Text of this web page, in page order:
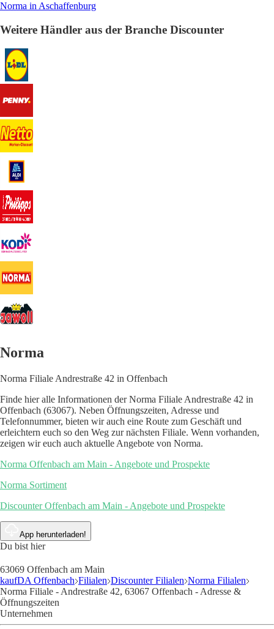
Norma in Aschaffenburg
Weitere Händler aus der Branche Discounter
Norma
Norma Filiale Andrestraße 42 in Offenbach
Finde hier alle Informationen der Norma Filiale Andrestraße 42 in
Offenbach (63067). Neben Öffnungszeiten, Adresse und
Telefonnummer, bieten wir auch eine Route zum Geschäft und
erleichtern euch so den Weg zur nächsten Filiale. Wenn vorhanden,
zeigen wir euch auch aktuelle Angebote von Norma.
Norma Offenbach am Main - Angebote und Prospekte
Norma Sortiment
Discounter Offenbach am Main - Angebote und Prospekte
App herunterladen!
Du bist hier
63069 Offenbach am Main
kaufDA Offenbach Filialen Discounter Filialen Norma Filialen
Norma Filiale - Andrestraße 42, 63067 Offenbach - Adresse &
Öffnungszeiten
Unternehmen